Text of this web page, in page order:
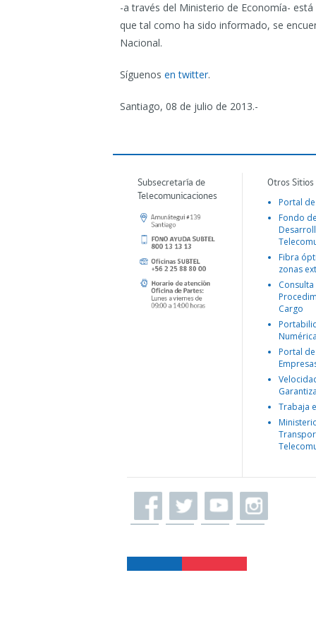
-a través del Ministerio de Economía-
que tal como ha sido informado, se
Nacional.
Síguenos en twitter.
Santiago, 08 de julio de 2013.-
Subsecretaría de
Telecomunicaciones
Otros
Portal
Fondo
Fibra
zonas
Consulta
Cargo
Portal
Trabaja